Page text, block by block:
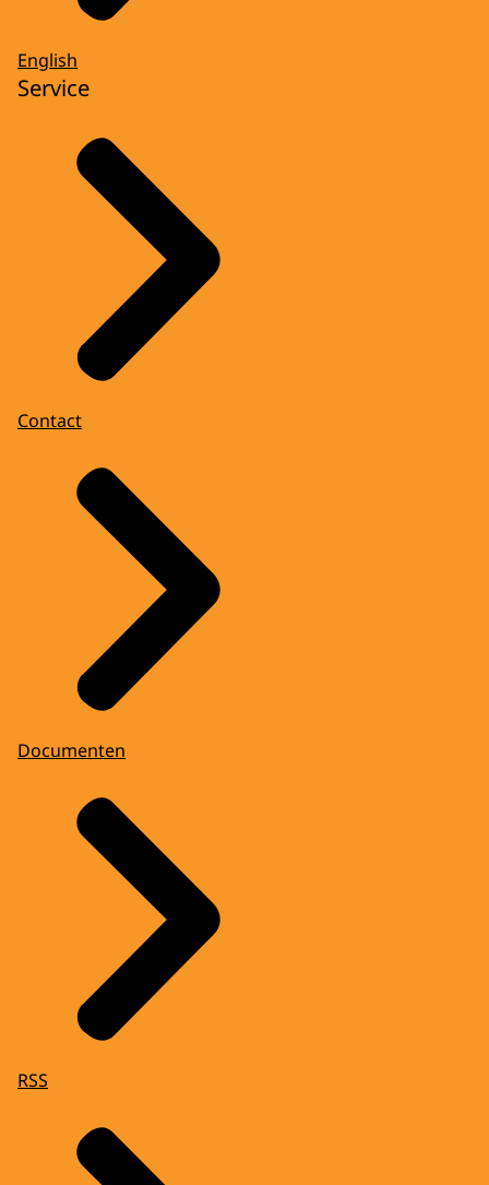
English
Service
Contact
Documenten
RSS